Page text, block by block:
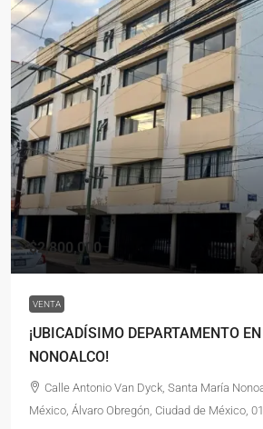
$2,800,000
VENTA
¡UBICADÍSIMO DEPARTAMENTO
NONOALCO!
Calle Antonio Van Dyck, Santa María
México, Álvaro Obregón, Ciudad de México,